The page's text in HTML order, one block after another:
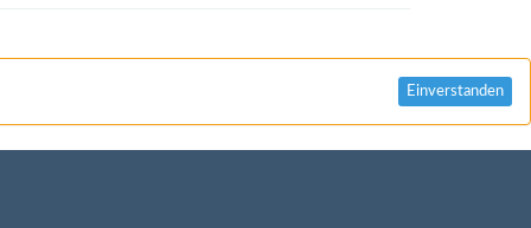
Einverstanden